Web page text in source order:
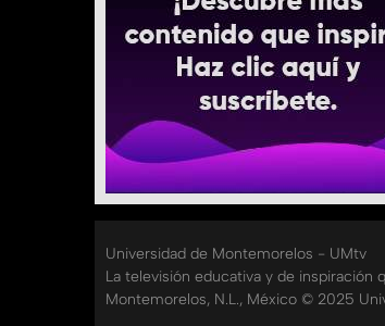
Universidad de Montemorelos - UMtv
La televisión educativa y de inspiración
Montemorelos, N.L., México © 2025